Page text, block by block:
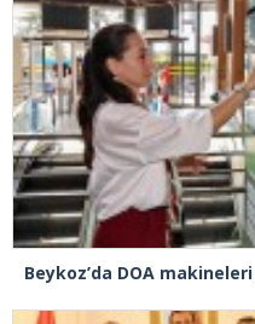
Beykoz’da DOA